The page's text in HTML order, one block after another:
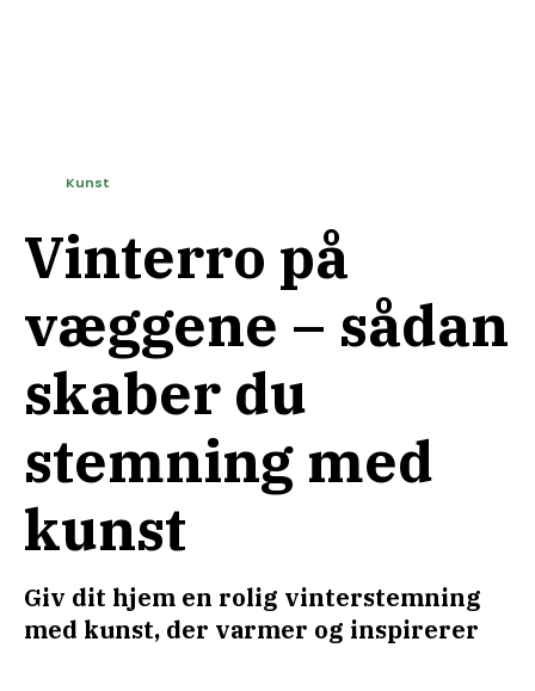
Vinterro på
væggene – sådan
skaber du
stemning med
kunst
Giv dit hjem en rolig vinterstemning
med kunst, der varmer og inspirerer
Kunst